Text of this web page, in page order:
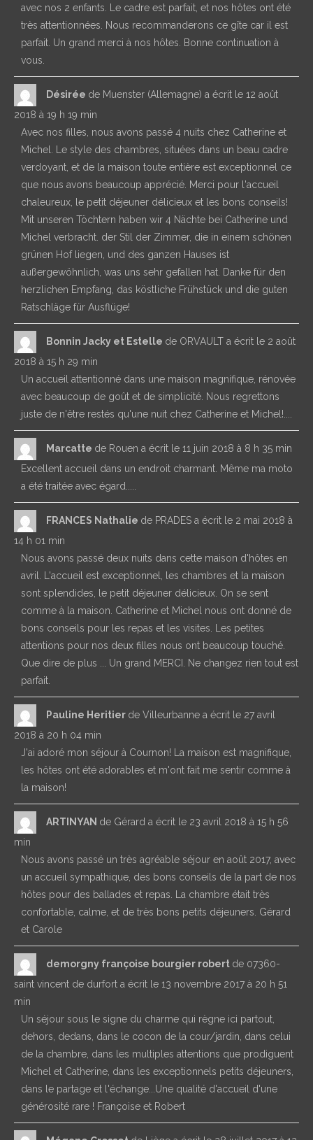
avec nos 2 enfants. Le cadre est parfait, et nos hôtes ont été
très attentionnées. Nous recommanderons ce gîte car il est
parfait. Un grand merci à nos hôtes. Bonne continuation à
vous.
Désirée de Muenster (Allemagne) a écrit le 12 août
2018 à 19 h 19 min
Avec nos filles, nous avons passé 4 nuits chez Catherine et
Michel. Le style des chambres, situées dans un beau cadre
verdoyant, et de la maison toute entière est exceptionnel ce
que nous avons beaucoup apprécié. Merci pour l'accueil
chaleureux, le petit déjeuner délicieux et les bons conseils!
Mit unseren Töchtern haben wir 4 Nächte bei Catherine und
Michel verbracht. der Stil der Zimmer, die in einem schönen
grünen Hof liegen, und des ganzen Hauses ist
außergewöhnlich, was uns sehr gefallen hat. Danke für den
herzlichen Empfang, das köstliche Frühstück und die guten
Ratschläge für Ausflüge!
Bonnin Jacky et Estelle de ORVAULT a écrit le 2 août
2018 à 15 h 29 min
Un accueil attentionné dans une maison magnifique, rénovée
avec beaucoup de goût et de simplicité. Nous regrettons
juste de n'être restés qu'une nuit chez Catherine et Michel!....
Marcatte de Rouen a écrit le 11 juin 2018 à 8 h 35 min
Excellent accueil dans un endroit charmant. Même ma moto
a été traitée avec égard.....
FRANCES Nathalie de PRADES a écrit le 2 mai 2018 à
14 h 01 min
Nous avons passé deux nuits dans cette maison d'hôtes en
avril. L'accueil est exceptionnel, les chambres et la maison
sont splendides, le petit déjeuner délicieux. On se sent
comme à la maison. Catherine et Michel nous ont donné de
bons conseils pour les repas et les visites. Les petites
attentions pour nos deux filles nous ont beaucoup touché.
Que dire de plus ... Un grand MERCI. Ne changez rien tout est
parfait.
Pauline Heritier de Villeurbanne a écrit le 27 avril
2018 à 20 h 04 min
J'ai adoré mon séjour à Cournon! La maison est magnifique,
les hôtes ont été adorables et m'ont fait me sentir comme à
la maison!
ARTINYAN de Gérard a écrit le 23 avril 2018 à 15 h 56
min
Nous avons passé un très agréable séjour en août 2017, avec
un accueil sympathique, des bons conseils de la part de nos
hôtes pour des ballades et repas. La chambre était très
confortable, calme, et de très bons petits déjeuners. Gérard
et Carole
demorgny françoise bourgier robert de 07360-
saint vincent de durfort a écrit le 13 novembre 2017 à 20 h 51
min
Un séjour sous le signe du charme qui règne ici partout,
dehors, dedans, dans le cocon de la cour/jardin, dans celui
de la chambre, dans les multiples attentions que prodiguent
Michel et Catherine, dans les exceptionnels petits déjeuners,
dans le partage et l'échange...Une qualité d'accueil d'une
générosité rare ! Françoise et Robert